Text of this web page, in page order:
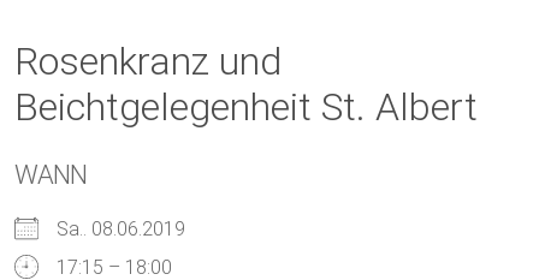
Rosenkranz und
Beichtgelegenheit St. Albert
WANN
Sa.. 08.06.2019
17:15 – 18:00